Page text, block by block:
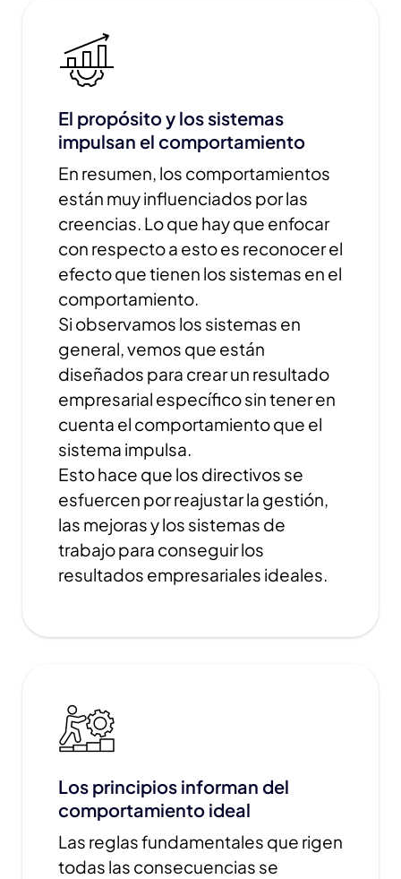
El propósito y los sistemas
impulsan el comportamiento
En resumen, los comportamientos
están muy influenciados por las
creencias. Lo que hay que enfocar
con respecto a esto es reconocer el
efecto que tienen los sistemas en el
comportamiento.
Si observamos los sistemas en
general, vemos que están
diseñados para crear un resultado
empresarial específico sin tener en
cuenta el comportamiento que el
sistema impulsa.
Esto hace que los directivos se
esfuercen por reajustar la gestión,
las mejoras y los sistemas de
trabajo para conseguir los
resultados empresariales ideales.
Los principios informan del
comportamiento ideal
Las reglas fundamentales que rigen
todas las consecuencias se